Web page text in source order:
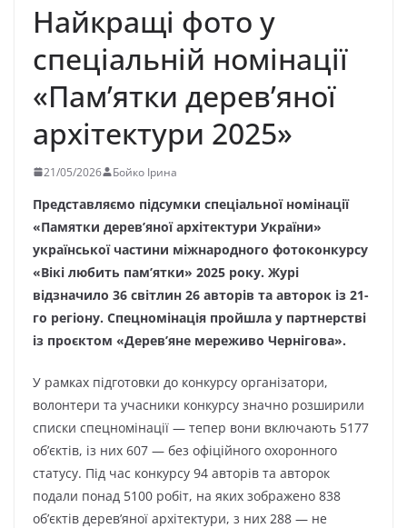
Найкращі фото у
спеціальній номінації
«Пам’ятки дерев’яної
архітектури 2025»
21/05/2026 Бойко Ірина
Представляємо підсумки спеціальної номінації
«Памятки дерев’яної архітектури України»
української частини міжнародного фотоконкурсу
«Вікі любить пам’ятки» 2025 року. Журі
відзначило 36 світлин 26 авторів та авторок із 21-
го регіону. Спецномінація пройшла у партнерстві
із проєктом «Дерев’яне мереживо Чернігова».
У рамках підготовки до конкурсу організатори,
волонтери та учасники конкурсу значно розширили
списки спецномінації — тепер вони включають 5177
об’єктів, із них 607 — без офіційного охоронного
статусу. Під час конкурсу 94 авторів та авторок
подали понад 5100 робіт, на яких зображено 838
об’єктів дерев’яної архітектури, з них 288 — не